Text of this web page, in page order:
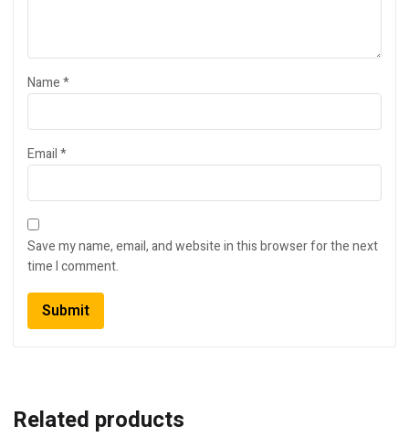
Name*
Email*
Save my name, email, and website in this browser for the next
time I comment.
Related products